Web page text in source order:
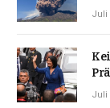
Juli
Juli